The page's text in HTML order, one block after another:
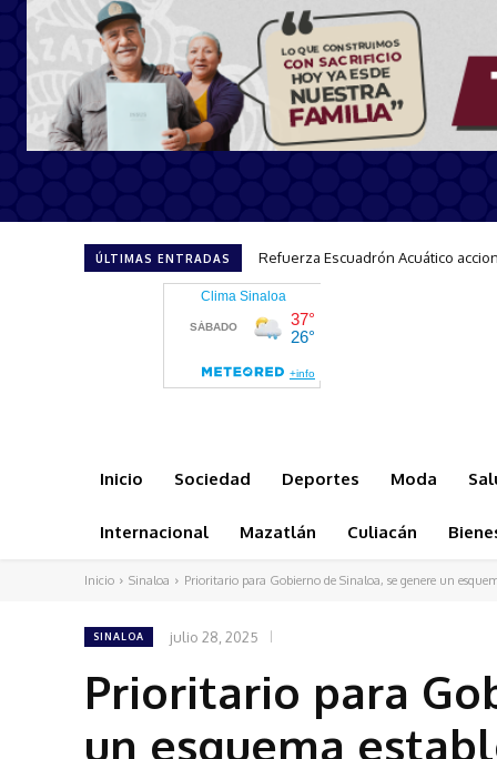
ÚLTIMAS ENTRADAS Impulsa Sectur el turismo
Inicio Sociedad Deportes Moda
Internacional Mazatlán Culiacán
Inicio Sinaloa Prioritario para Gobierno de Sinaloa, se genere un
SINALOA julio 28, 2025
Prioritario para
un esquema